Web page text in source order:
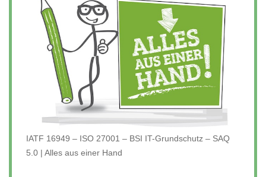
IATF 16949 – ISO 27001 – BSI IT-Grundschutz – SAQ
5.0 | Alles aus einer Hand